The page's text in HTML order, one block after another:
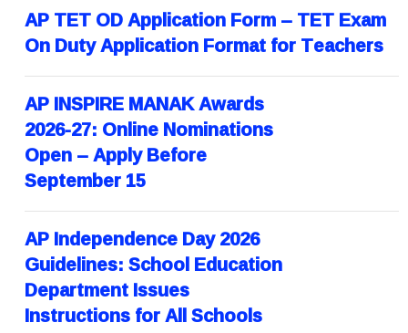
AP TET OD Application Form – TET Exam
On Duty Application Format for Teachers
AP INSPIRE MANAK Awards
2026-27: Online Nominations
Open – Apply Before
September 15
AP Independence Day 2026
Guidelines: School Education
Department Issues
Instructions for All Schools